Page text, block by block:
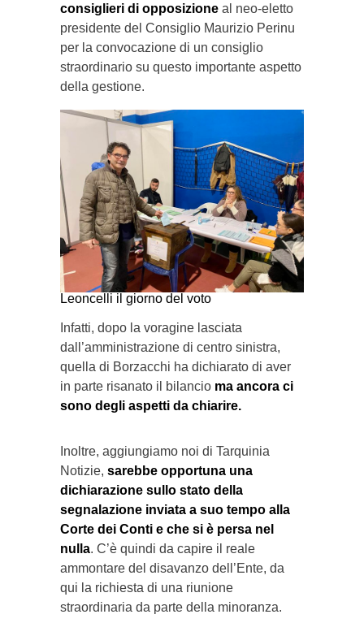
consiglieri di opposizione al neo-eletto
presidente del Consiglio Maurizio Perinu
per la convocazione di un consiglio
straordinario su questo importante aspetto
della gestione.
Leoncelli il giorno del voto
Infatti, dopo la voragine lasciata
dall’amministrazione di centro sinistra,
quella di Borzacchi ha dichiarato di aver
in parte risanato il bilancio ma ancora ci
sono degli aspetti da chiarire.
Inoltre, aggiungiamo noi di Tarquinia
Notizie, sarebbe opportuna una
dichiarazione sullo stato della
segnalazione inviata a suo tempo alla
Corte dei Conti e che si è persa nel
nulla. C’è quindi da capire il reale
ammontare del disavanzo dell’Ente, da
qui la richiesta di una riunione
straordinaria da parte della minoranza.